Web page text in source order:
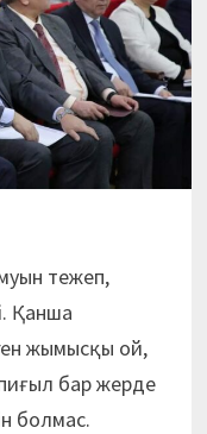
тежеп,
Қанша
жымысқы ой,
бар жерде
болмас.